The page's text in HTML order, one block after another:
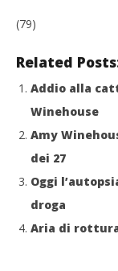
(79)
Related
Addio alla
Winehouse
Amy
dei 27
Oggi
droga
Aria di rottura